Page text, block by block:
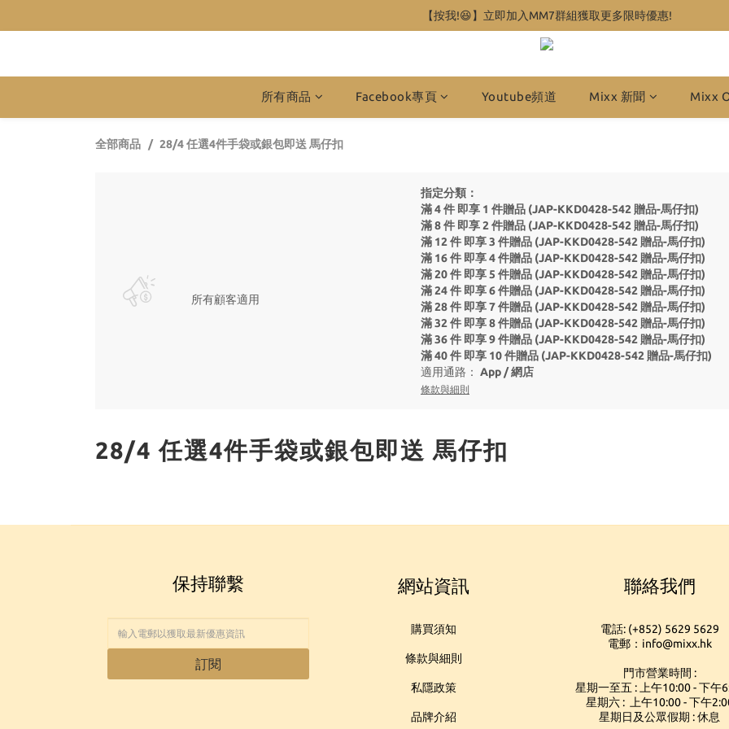
【按我!😆】立即加入MM7群組獲取更多限時優惠!
所有商品 Facebook專頁 Youtube頻道 Mixx 新聞 Mixx
全部商品 28/4 任選4件手袋或銀包即送 馬仔扣
所有顧客適用
指定分類：
滿 4 件 即享 1 件贈品 (JAP-KKD0428-542 贈品-馬仔扣)
滿 8 件 即享 2 件贈品 (JAP-KKD0428-542 贈品-馬仔扣)
滿 12 件 即享 3 件贈品 (JAP-KKD0428-542 贈品-馬仔扣)
滿 16 件 即享 4 件贈品 (JAP-KKD0428-542 贈品-馬仔扣)
滿 20 件 即享 5 件贈品 (JAP-KKD0428-542 贈品-馬仔扣)
滿 24 件 即享 6 件贈品 (JAP-KKD0428-542 贈品-馬仔扣)
滿 28 件 即享 7 件贈品 (JAP-KKD0428-542 贈品-馬仔扣)
滿 32 件 即享 8 件贈品 (JAP-KKD0428-542 贈品-馬仔扣)
滿 36 件 即享 9 件贈品 (JAP-KKD0428-542 贈品-馬仔扣)
滿 40 件 即享 10 件贈品 (JAP-KKD0428-542 贈品-馬仔扣)
適用通路： App /網店
條款與細則
28/4 任選4件手袋或銀包即送 馬仔扣
保持聯繫
訂閱
網站資訊
購買須知
條款與細則
私隱政策
品牌介紹
聯絡我們
電話: (+852) 5629 5629
電郵：info@mixx.hk
門市營業時間 :
星期一至五 : 上午10:00 - 下午
星期六 : 上午10:00 - 下午
星期日及公眾假期 : 休息